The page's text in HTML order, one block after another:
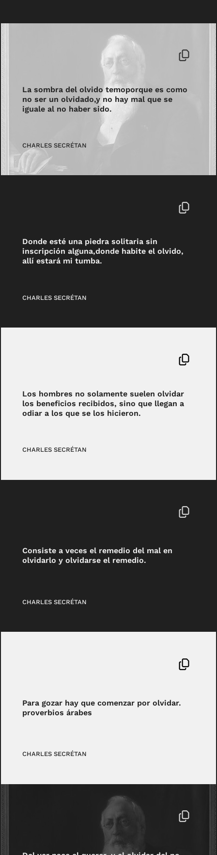
La sombra del olvido temoporque es como
no ser un olvidado,y no hay mal que se
iguale al no haber sido.
CHARLES SECRÉTAN
Donde esté una piedra solitaria sin
inscripción alguna,donde habite el olvido,
allí estará mi tumba.
CHARLES SECRÉTAN
Los hombres no solamente suelen olvidar
los beneficios recibidos, sino que llegan a
odiar a los que se los hicieron.
CHARLES SECRÉTAN
Consiste a veces el remedio del mal en
olvidarlo y olvidarse el remedio.
CHARLES SECRÉTAN
Para gozar hay que comenzar por olvidar.
proverbios árabes
CHARLES SECRÉTAN